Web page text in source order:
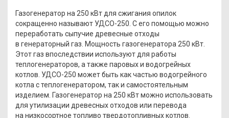
Газогенератор на 250 кВт для сжигания опилок
сокращенно называют УДСО-250. С его помощью можно
переработать сыпучие древесные отходы
в генераторный газ. Мощность газогенератора 250 кВт.
Этот газ впоследствии используют для работы
теплогенераторов, а также паровых и водогрейных
котлов. УДСО-250 может быть как частью водогрейного
котла с теплогенератором, так и самостоятельным
изделием. Газогенератор на 250 кВт можно использовать
для утилизации древесных отходов или перевода
на низкосортное топливо твердотопливных котлов.